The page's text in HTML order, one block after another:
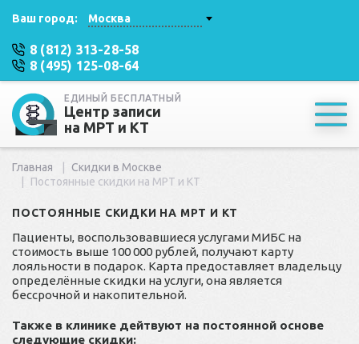
Ваш город: Москва
8 (812) 313-28-58
8 (495) 125-08-64
ЕДИНЫЙ БЕСПЛАТНЫЙ
Центр записи
на МРТ и КТ
Главная
Скидки в Москве
Постоянные скидки на МРТ и КТ
ПОСТОЯННЫЕ СКИДКИ НА МРТ И КТ
Пациенты, воспользовавшиеся услугами МИБС на
стоимость выше 100 000 рублей, получают карту
лояльности в подарок. Карта предоставляет владельцу
определённые скидки на услуги, она является
бессрочной и накопительной.
Также в клинике дейтвуют на постоянной основе
следующие скидки: